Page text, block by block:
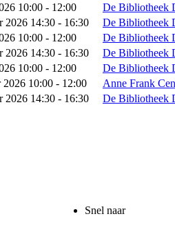
10:00 - 12:00
De Bibliotheek
2026 14:30 - 16:30
De Bibliotheek
10:00 - 12:00
De Bibliotheek
2026 14:30 - 16:30
De Bibliotheek
10:00 - 12:00
De Bibliotheek
2026 10:00 - 12:00
Anne Frank
2026 14:30 - 16:30
De Bibliotheek
Snel naar